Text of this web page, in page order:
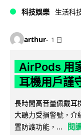
科技娛樂 生活科
arthur 1 日
AirPods 用
耳機用戶謹
長時間高音量佩戴耳
大聽力受損警號，
置防護功能，...
閱